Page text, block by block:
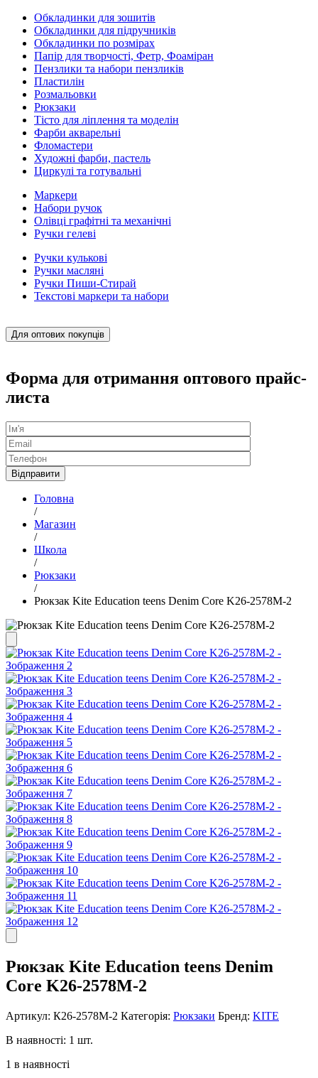
Обкладинки для зошитів
Обкладинки для підручників
Обкладинки по розмірах
Папір для творчості, Фетр, Фоаміран
Пензлики та набори пензликів
Пластилін
Розмальовки
Рюкзаки
Тісто для ліплення та моделін
Фарби акварельні
Фломастери
Художні фарби, пастель
Циркулі та готувальні
Маркери
Набори ручок
Олівці графітні та механічні
Ручки гелеві
Ручки кулькові
Ручки масляні
Ручки Пиши-Стирай
Текстові маркери та набори
Для оптових покупців
Форма для отримання оптового прайс-
листа
Головна
/
Магазин
/
Школа
/
Рюкзаки
/
Рюкзак Kite Education teens Denim Core K26-2578M-2
Рюкзак Kite Education teens Denim
Core K26-2578M-2
Артикул: К26-2578M-2 Категорія: Рюкзаки Бренд: KITE
В наявності: 1 шт.
1 в наявності